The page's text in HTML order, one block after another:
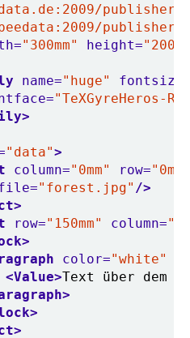
publisher/
"300mm" height=
name="huge"
"TeXGyreHeros-
"data">
column="0mm" row=
"forest.jpg" />
row="150mm" column=
color="white"
<Value>Text über dem